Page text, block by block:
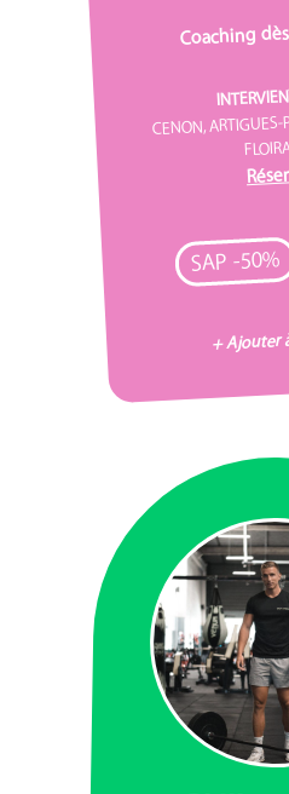
Coaching
CENON,
SAP -50%
+ Ajouter